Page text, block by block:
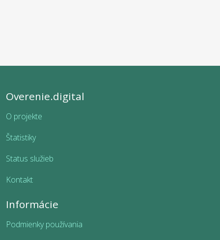
Overenie.digital
O projekte
Štatistiky
Status služieb
Kontakt
Informácie
Podmienky používania